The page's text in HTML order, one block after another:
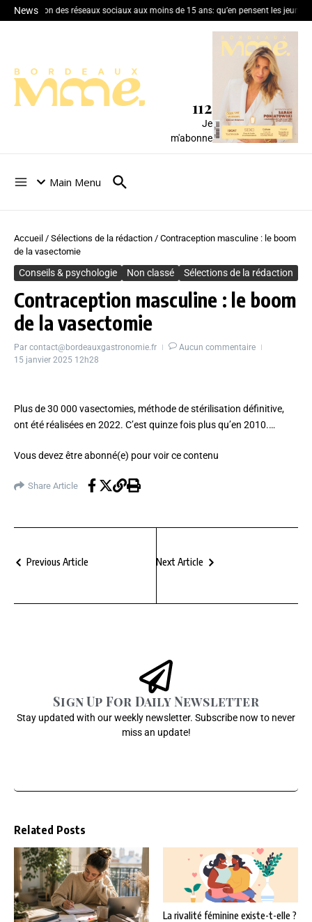
News
Interdiction des réseaux sociaux aux moins de 15 ans: qu’en pensent les jeunes
112
Je
m'abonne
Main Menu
Accueil / Sélections de la rédaction / Contraception masculine : le boom
de la vasectomie
Conseils & psychologie Non classé Sélections de la rédaction
Contraception masculine : le boom
de la vasectomie
Par contact@bordeauxgastronomie.fr
Aucun commentaire
15 janvier 2025 12h28
Plus de 30 000 vasectomies, méthode de stérilisation définitive,
ont été réalisées en 2022. C’est quinze fois plus qu’en 2010.…
Vous devez êtreabonné(e) pour voir ce contenu
Share Article
Previous Article Next Article
Sign Up For Daily Newsletter
Stay updated with our weekly newsletter. Subscribe now to never
miss an update!
Related Posts
La rivalité féminine existe-t-elle ?